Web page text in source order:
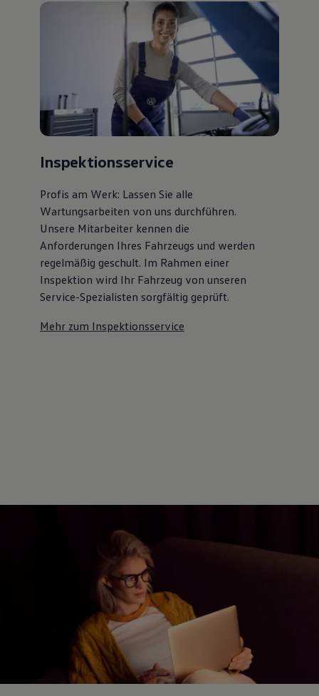
Bulli Magazin
Fahrzeugabholung ab Werk
Inspektionsservice
Profis am Werk: Lassen Sie alle
Wartungsarbeiten von uns durchführen.
Unsere Mitarbeiter kennen die
Anforderungen Ihres Fahrzeugs und werden
regelmäßig geschult. Im Rahmen einer
Inspektion wird Ihr Fahrzeug von unseren
Service-Spezialisten sorgfältig geprüft.
Mehr zum Inspektionsservice